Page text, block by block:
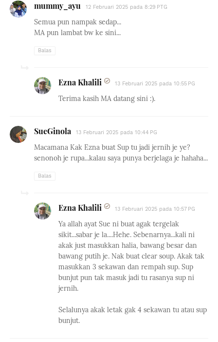
mummy_ayu 12 Februari 2025 pada 8:29 PTG
Semua pun nampak sedap...
MA pun lambat bw ke sini...
Balas
Ezna Khalili 13 Februari 2025 pada 10:55 PG
Terima kasih MA datang sini :).
SueGinola 13 Februari 2025 pada 10:44 PG
Macamana Kak Ezna buat Sup tu jadi jernih je ye?
senonoh je rupa...kalau saya punya berjelaga je hahaha...
Balas
Ezna Khalili 13 Februari 2025 pada 10:57 PG
Ya allah ayat Sue ni buat agak tergelak
sikit...sabar je la....Hehe. Sebenarnya...kali ni
akak just masukkan halia, bawang besar dan
bawang putih je. Nak buat clear soup. Akak tak
masukkan 3 sekawan dan rempah sup. Sup
bunjut pun tak masuk jadi tu rasanya sup ni
jernih.
Selalunya akak letak gak 4 sekawan tu atau sup
bunjut.